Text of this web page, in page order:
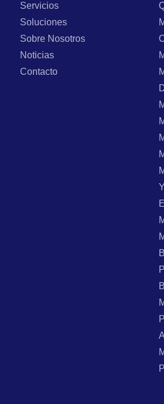
Servicios
Soluciones
Sobre Nosotros
Noticias
Contacto